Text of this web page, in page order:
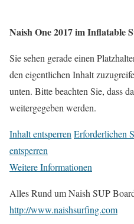
Naish One 2017 im Inflatable
Sie sehen gerade einen
den eigentlichen Inhalt
unten. Bitte beachten Sie, dass
weitergegeben werden.
Inhalt entsperrenErforderlichen
entsperren
Weitere Informationen
Alles Rund um Naish SUP
http://www.naishsurfing.com